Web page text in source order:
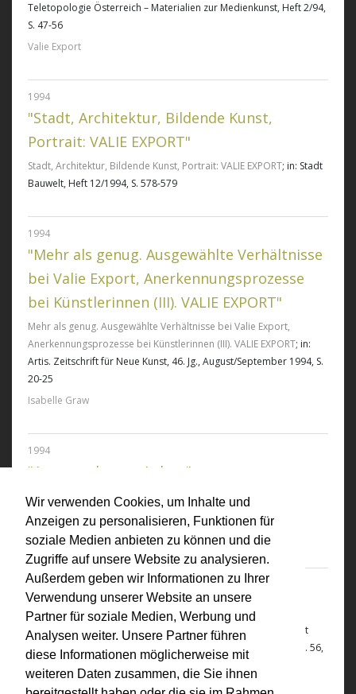
Wir verwenden Cookies, um Inhalte und
Anzeigen zu personalisieren, Funktionen für
soziale Medien anbieten zu können und die
Zugriffe auf unsere Website zu analysieren.
Außerdem geben wir Informationen zu Ihrer
Verwendung unserer Website an unsere
Partner für soziale Medien, Werbung und
Analysen weiter. Unsere Partner führen
diese Informationen möglicherweise mit
weiteren Daten zusammen, die Sie ihnen
Teletopologie Österreich – Materialien zur Medienkunst, Heft 2/94,
S. 47-56
Valie Export
1994
"Stadt, Architektur, Bildende Kunst,
Portrait: VALIE EXPORT"
Stadt, Architektur, Bildende Kunst, Portrait: VALIE EXPORT; in: Stadt
Bauwelt, Heft 12/1994, S. 578-579
1994
"Mehr als genug. Ausgewählte Verhältnisse
bei Valie Export, Anerkennungsprozesse
bei Künstlerinnen (III). VALIE EXPORT"
Mehr als genug. Ausgewählte Verhältnisse bei Valie Export,
Anerkennungsprozesse bei Künstlerinnen (III). VALIE EXPORT; in:
Artis. Zeitschrift für Neue Kunst, 46. Jg., August/September 1994, S.
20-25
Isabelle Graw
1994
"Aus gegebenen Anlass"
Aus gegebenen Anlass;
in: Fotomappe VALIE EXPORT, Subj.:
Earthquake, Edition Galerie Fotohof, Salzburg, 1994
Isabelle Graw
1994
"VALIE EXPORT"
VALIE EXPORT; in: European Photography. The International Art
Magazine for Contemporary Photography and New Media, Nr. 56,
Hubertus von Amelunxen